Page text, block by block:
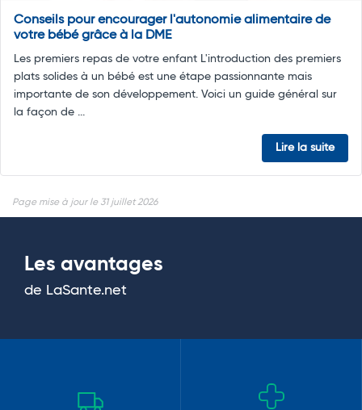
Conseils pour encourager l'autonomie alimentaire de
votre bébé grâce à la DME
Les premiers repas de votre enfant L'introduction des premiers
plats solides à un bébé est une étape passionnante mais
importante de son développement. Voici un guide général sur
la façon de ...
Lire la suite
Page mise à jour le 31 juillet 2026
Les avantages
de LaSante.net